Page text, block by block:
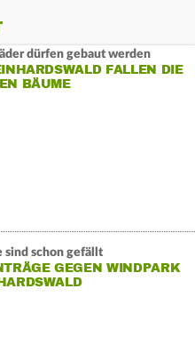
dürfen gebaut werden
FALLEN DIE
BÄUME
sind schon gefällt
GEGEN WINDPARK